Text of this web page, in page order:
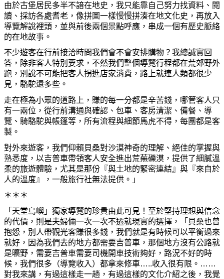
由於古堡居民多半不諳在地史，我只能靠自己努力找資料、閱
讀、採訪各處耆老，像拼圖一樣慢慢拼湊在地文化史，再放入
導覽解說裡頭，並與前後兩個景點呼應，串成一個有歷史脈絡
的在地故事。
不少遊客在行前接洽時問我們會不會安排購物？我總誠實回
答，除非客人特別要求，不然我們整個導覽行程都在荒郊野外
跑，別說不可能把客人拐進店家消費，路上就連人類都很少
見，駱駝還多些。
走在極為小眾的道路上，賺的每一分都是辛苦錢，哪管客人只
有一兩位，從行前溝通與確認、包車、客房清潔、備餐、導
覽、騎駱駝與帳篷等，所有流程與細節馬虎不得，每團都是客
製。
對外來遊客，我們仰賴貝桑對沙漠神奇的理解、絕佳的掌握與
熟悉度，以吉普車帶領客人安全進出荒蕪礫漠，提供了細膩溫
柔的旅遊體驗，尤其是那份『與土地的緊密連結』與『來自於
人的溫度』，一般旅行社無法提供。」
＊＊＊
「天堂島嶼」獨家導覽的珍貴由此可見！至於堅持理想與信念
的代價，則是夫婦倆一次一次不遷就現實的選擇，「貝桑也曾
抱怨，別人帶觀光客賺很多錢，我們就是有時候可以平衡過來
就好，因為我們去的地方都需要吉普車，那個地方沒有公路就
是曠野，需要吉普車需要司機開車技術夠好，路況不好的時
候，我們很多（導覽收入）都拿來修車…..收入很有限。……
對我來講，有過這樣走一趟，有過這樣的文化介紹之後，我覺